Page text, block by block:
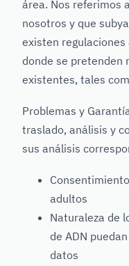
área. Nos referimos
nosotros y que
existen
donde se pretenden
existentes, tales
Problemas y
traslado, análisis y
sus análisis
adultos
Naturaleza de
de ADN
datos